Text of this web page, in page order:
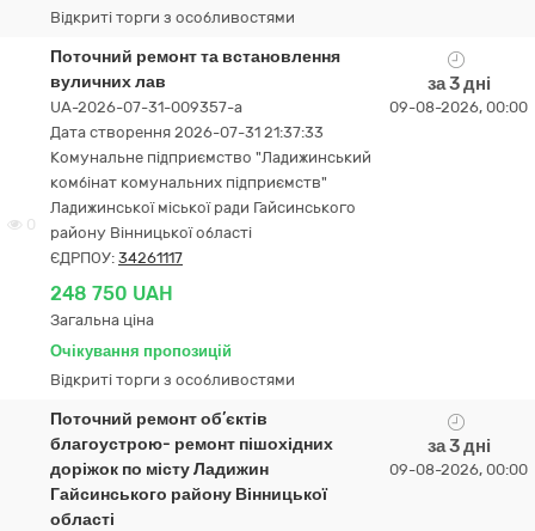
Відкриті торги з особливостями
0
Поточний ремонт та встановлення
вуличних лав
UA-2026-07-31-009357-a
Дата створення 2026-07-31 21:37:33
Комунальне підприємство "Ладижинський
комбінат комунальних підприємств"
Ладижинської міської ради Гайсинського
району Вінницької області
ЄДРПОУ: 34261117
248 750 UAH
Загальна ціна
Очікування пропозицій
Відкриті торги з особливостями
за 3 дні
09-08-2026, 00:00
Поточний ремонт об’єктів
благоустрою- ремонт пішохідних
доріжок по місту Ладижин
Гайсинського району Вінницької
області
за 3 дні
09-08-2026, 00:00